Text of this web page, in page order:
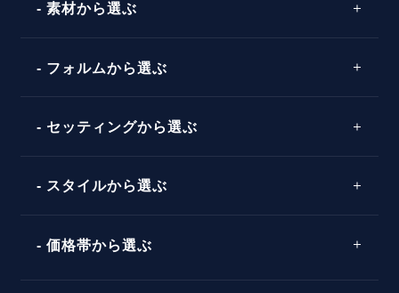
婚約指輪マッチング診断
タイミング
言葉
素材から選ぶ
コンビネーション
フォルムから選ぶ
ストレートライン
セッティングから選ぶ
ソリテール
スタイルから選ぶ
シンプル
価格帯から選ぶ